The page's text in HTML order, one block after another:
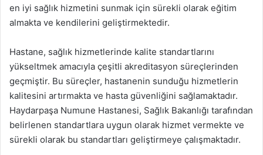
en iyi sağlık hizmetini sunmak için sürekli olarak eğitim
almakta ve kendilerini geliştirmektedir.
Hastane, sağlık hizmetlerinde kalite standartlarını
yükseltmek amacıyla çeşitli akreditasyon süreçlerinden
geçmiştir. Bu süreçler, hastanenin sunduğu hizmetlerin
kalitesini artırmakta ve hasta güvenliğini sağlamaktadır.
Haydarpaşa Numune Hastanesi, Sağlık Bakanlığı tarafından
belirlenen standartlara uygun olarak hizmet vermekte ve
sürekli olarak bu standartları geliştirmeye çalışmaktadır.